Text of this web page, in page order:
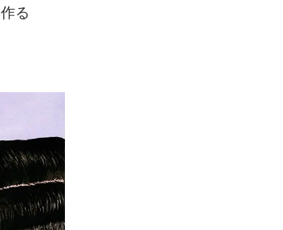
作る